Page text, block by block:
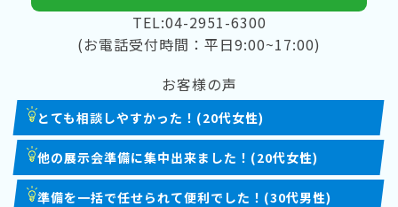
TEL:04-2951-6300
(お電話受付時間：平日9:00~17:00)
お客様の声
とても相談しやすかった！(20代女性)
他の展示会準備に集中出来ました！(20代女性)
準備を一括で任せられて便利でした！(30代男性)